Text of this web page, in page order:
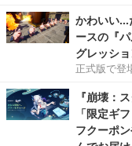
かわいい…
ースの『
グレッシ
正式版で登
『崩壊：
「限定ギ
フクーポ